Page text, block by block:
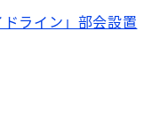
ライン」部会設置